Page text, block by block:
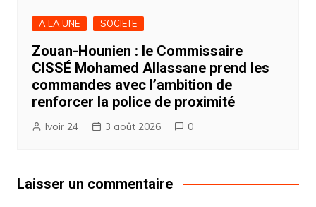
A LA UNE SOCIETE
Zouan-Hounien : le Commissaire
CISSÉ Mohamed Allassane prend les
commandes avec l’ambition de
renforcer la police de proximité
Ivoir 24 3 août 2026 0
Laisser un commentaire